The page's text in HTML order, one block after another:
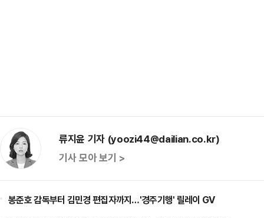
류지윤 기자 (yoozi44@dailian.co.kr)
기사 모아 보기 >
봉준호 감독부터 김민경 편집자까지…'경주기행' 릴레이 GV